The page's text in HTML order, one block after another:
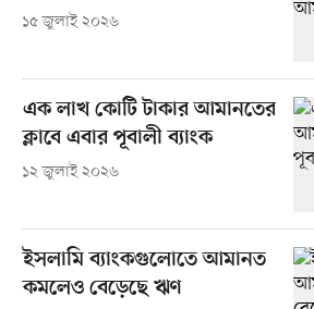
১৫ জুলাই ২০২৬
এক লাখ কোটি টাকার আমানতের
ক্লাবে এবার পূবালী ব্যাংক
১২ জুলাই ২০২৬
ইসলামি ব্যাংকগুলোতে আমানত
কমলেও বেড়েছে ঋণ